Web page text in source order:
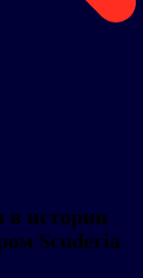
в истории
Scuderia